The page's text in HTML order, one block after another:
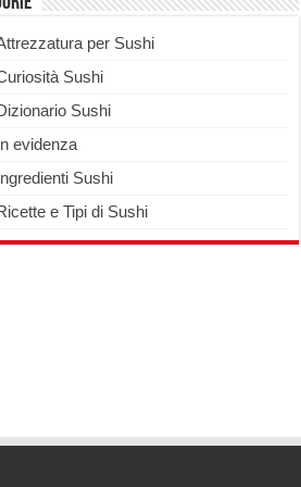
per Sushi
Sushi
Sushi
evidenza
Sushi
e Tipi di Sushi